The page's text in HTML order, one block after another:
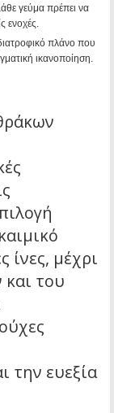
γεύμα πρέπει να
ενοχές.
πλάνο που
ικανοποίηση.
ίνες, μέχρι
του
την ευεξία